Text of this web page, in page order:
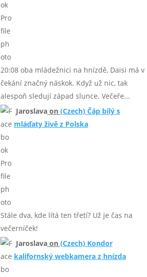
20:08 oba mládežnici na hnízdě, Daisi má v
čekání značný náskok. Když už nic, tak
alespoň sledují západ slunce. Večeře...
Jaroslavaon (Czech) Čáp bílý s
mláďaty živě z Polska
Stále dva, kde lítá ten třetí? Už je čas na
večerníček!
Jaroslavaon (Czech) Kondor
kalifornský webkamera z hnízda